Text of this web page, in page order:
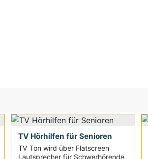
TV Hörhilfen für Senioren
TV Ton wird über Flatscreen
Lautsprecher für Schwerhörende